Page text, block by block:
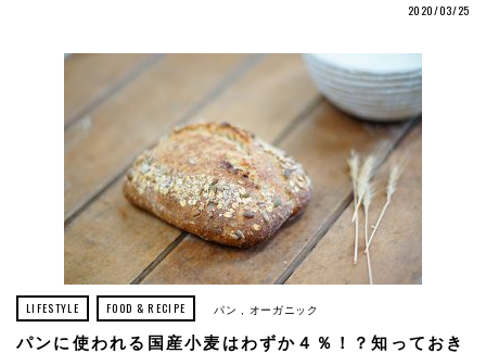
2020/03/25
LIFESTYLE FOOD & RECIPE パン オーガニック
パンに使われる国産小麦はわずか４％！？知っておき